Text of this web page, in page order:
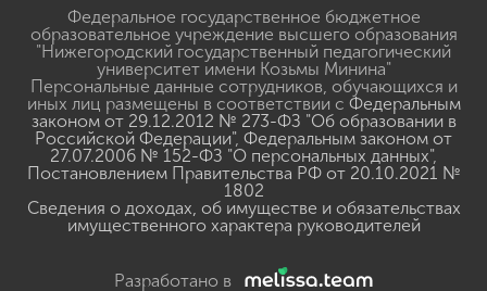
Федеральное государственное бюджетное
образовательное учреждение высшего образования
"Нижегородский государственный педагогический
университет имени Козьмы Минина"
Персональные данные сотрудников, обучающихся и
иных лиц размещены в соответствии с Федеральным
законом от 29.12.2012 № 273-ФЗ "Об образовании в
Российской Федерации", Федеральным законом от
27.07.2006 № 152-ФЗ "О персональных данных",
Постановлением Правительства РФ от 20.10.2021 №
1802
Сведения о доходах, об имуществе и обязательствах
имущественного характера руководителей
Разработано в